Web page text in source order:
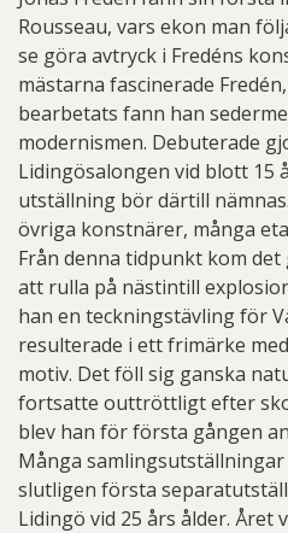
Rousseau, vars ekon man
se göra avtryck i Fredéns
mästarna fascinerade
bearbetats fann han
modernismen. Debuterade
Lidingösalongen vid blott 15
utställning bör därtill
övriga konstnärer, många
Från denna tidpunkt kom
att rulla på nästintill
han en teckningstävling för
resulterade i ett frimärke
motiv. Det föll sig ganska
fortsatte outtröttligt efter
blev han för första gången
Många
slutligen första
Lidingö vid 25 års ålder. Året